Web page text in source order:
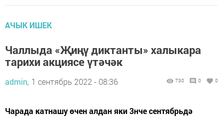
АЧЫК ИШЕК
Чаллыда «Җиңү диктанты» халыкара
тарихи акциясе үтәчәк
admin, 1 сентябрь 2022 - 08:36 730 0 0
Чарада катнашу өчен алдан яки 3нче сентябрьдә